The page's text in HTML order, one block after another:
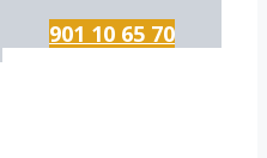
901 10 65 70